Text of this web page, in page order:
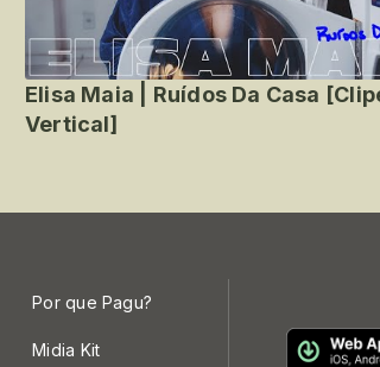
Elisa Maia | Ruídos Da Casa
Vertical]
Por que Pagu?
Midia Kit